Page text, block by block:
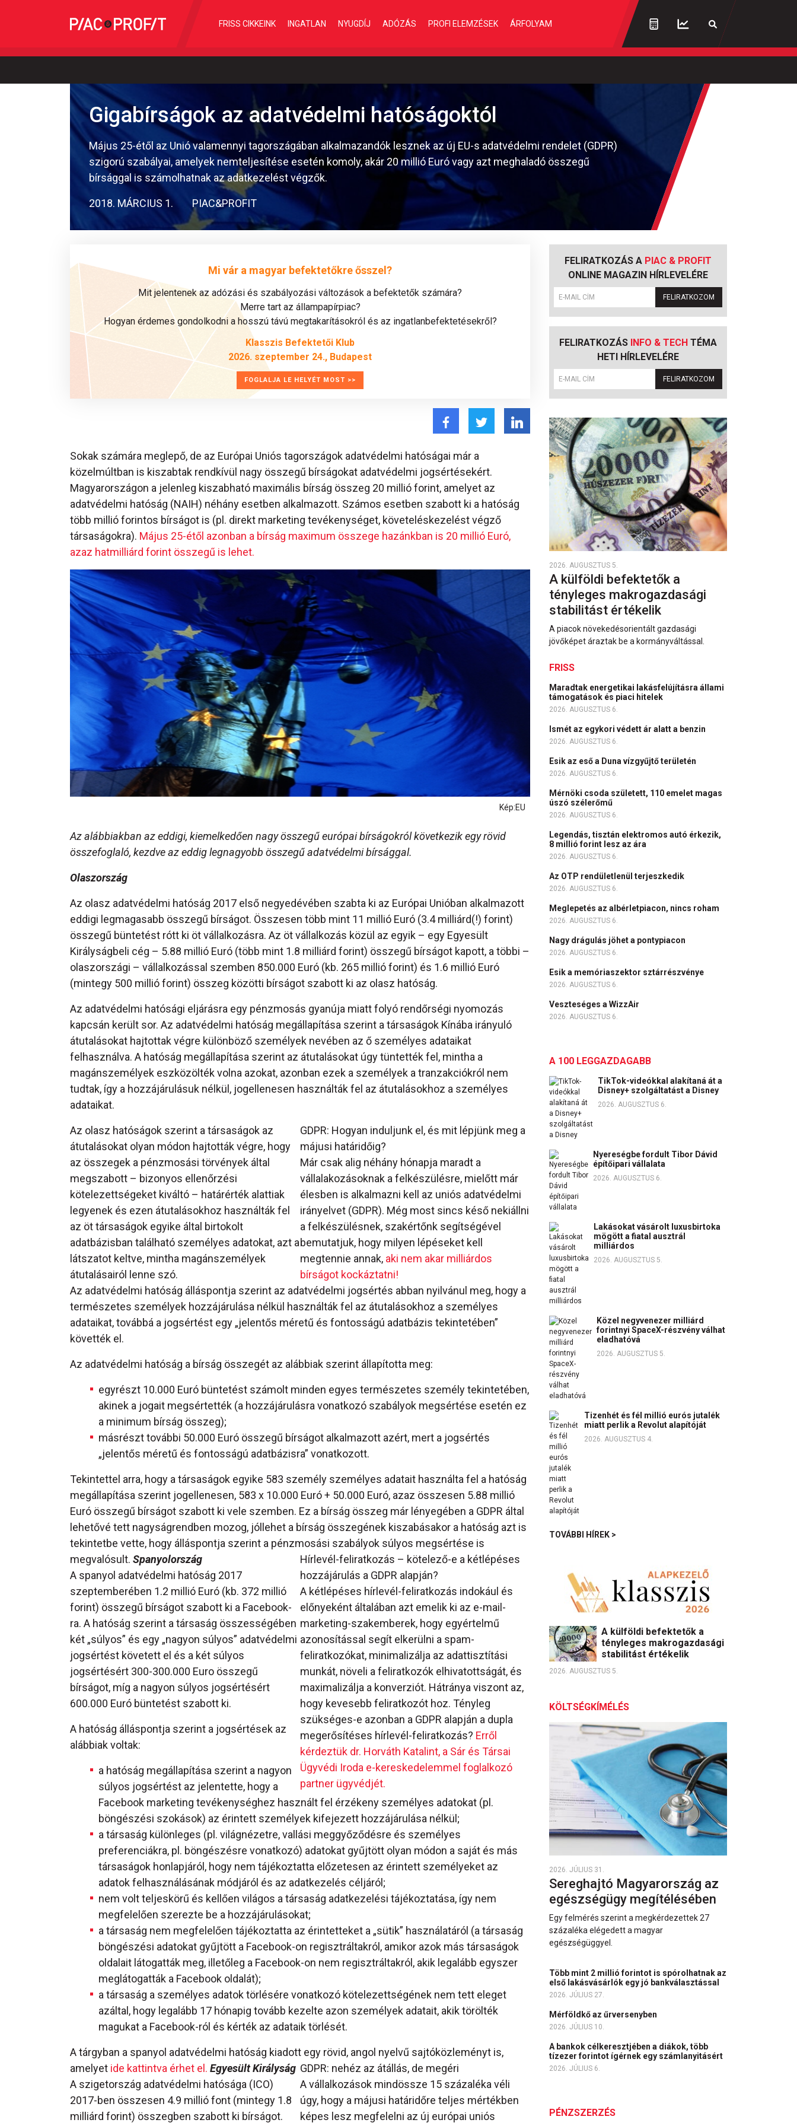
FRISS CIKKEINK INGATLAN NYUGDÍJ ADÓZÁS PROFI ELEMZÉSEK ÁRFOLYAM
Gigabírságok az adatvédelmi hatóságoktól
Május 25-étől az Unió valamennyi tagországában alkalmazandók lesznek az új EU-s adatvédelmi rendelet (GDPR)
szigorú szabályai, amelyek nemteljesítése esetén komoly, akár 20 millió Euró vagy azt meghaladó összegű
bírsággal is számolhatnak az adatkezelést végzők.
2018. MÁRCIUS 1. PIAC&PROFIT
Mi vár a magyar befektetőkre ősszel?
Mit jelentenek az adózási és szabályozási változások a befektetők számára?
Merre tart az állampapírpiac?
Hogyan érdemes gondolkodni a hosszú távú megtakarításokról és az ingatlanbefektetésekről?
Klasszis Befektetői Klub
2026. szeptember 24., Budapest
FOGLALJA LE HELYÉT MOST >>
Sokak számára meglepő, de az Európai Uniós tagországok adatvédelmi hatóságai már a
közelmúltban is kiszabtak rendkívül nagy összegű bírságokat adatvédelmi jogsértésekért.
Magyarországon a jelenleg kiszabható maximális bírság összeg 20 millió forint, amelyet az
adatvédelmi hatóság (NAIH) néhány esetben alkalmazott. Számos esetben szabott ki a hatóság
több millió forintos bírságot is (pl. direkt marketing tevékenységet, követeléskezelést végző
társaságokra). Május 25-étől azonban a bírság maximum összege hazánkban is 20 millió Euró,
azaz hatmilliárd forint összegű is lehet.
Kép:EU
Az alábbiakban az eddigi, kiemelkedően nagy összegű európai bírságokról következik egy rövid
összefoglaló, kezdve az eddig legnagyobb összegű adatvédelmi bírsággal.
Olaszország
Az olasz adatvédelmi hatóság 2017 első negyedévében szabta ki az Európai Unióban alkalmazott
eddigi legmagasabb összegű bírságot. Összesen több mint 11 millió Euró (3.4 milliárd(!) forint)
összegű büntetést rótt ki öt vállalkozásra. Az öt vállalkozás közül az egyik ­– egy Egyesült
Királyságbeli cég – 5.88 millió Euró (több mint 1.8 milliárd forint) összegű bírságot kapott, a többi –
olaszországi – vállalkozással szemben 850.000 Euró (kb. 265 millió forint) és 1.6 millió Euró
(mintegy 500 millió forint) összeg közötti bírságot szabott ki az olasz hatóság.
Az adatvédelmi hatósági eljárásra egy pénzmosás gyanúja miatt folyó rendőrségi nyomozás
kapcsán került sor. Az adatvédelmi hatóság megállapítása szerint a társaságok Kínába irányuló
átutalásokat hajtottak végre különböző személyek nevében az ő személyes adataikat
felhasználva. A hatóság megállapítása szerint az átutalásokat úgy tüntették fel, mintha a
magánszemélyek eszközölték volna azokat, azonban ezek a személyek a tranzakciókról nem
tudtak, így a hozzájárulásuk nélkül, jogellenesen használták fel az átutalásokhoz a személyes
adataikat.
GDPR: Hogyan induljunk el, és mit lépjünk meg a
májusi határidőig?
Már csak alig néhány hónapja maradt a
vállalakozásoknak a felkészülésre, mielőtt már
élesben is alkalmazni kell az uniós adatvédelmi
irányelvet (GDPR). Még most sincs késő nekiállni
a felkészülésnek, szakértőnk segítségével
bemutatjuk, hogy milyen lépéseket kell
megtennie annak, aki nem akar milliárdos
bírságot kockáztatni!
Az olasz hatóságok szerint a társaságok az
átutalásokat olyan módon hajtották végre, hogy
az összegek a pénzmosási törvények által
megszabott – bizonyos ellenőrzési
kötelezettségeket kiváltó – határérték alattiak
legyenek és ezen átutalásokhoz használták fel
az öt társaságok egyike által birtokolt
adatbázisban található személyes adatokat, azt a
látszatot keltve, mintha magánszemélyek
átutalásairól lenne szó.
Az adatvédelmi hatóság álláspontja szerint az adatvédelmi jogsértés abban nyilvánul meg, hogy a
természetes személyek hozzájárulása nélkül használták fel az átutalásokhoz a személyes
adataikat, továbbá a jogsértést egy „jelentős méretű és fontosságú adatbázis tekintetében”
követték el.
Az adatvédelmi hatóság a bírság összegét az alábbiak szerint állapította meg:
egyrészt 10.000 Euró büntetést számolt minden egyes természetes személy tekintetében,
akinek a jogait megsértették (a hozzájárulásra vonatkozó szabályok megsértése esetén ez
a minimum bírság összeg);
másrészt további 50.000 Euró összegű bírságot alkalmazott azért, mert a jogsértés
„jelentős méretű és fontosságú adatbázisra” vonatkozott.
Tekintettel arra, hogy a társaságok egyike 583 személy személyes adatait használta fel a hatóság
megállapítása szerint jogellenesen, 583 x 10.000 Euró + 50.000 Euró, azaz összesen 5.88 millió
Euró összegű bírságot szabott ki vele szemben. Ez a bírság összeg már lényegében a GDPR által
lehetővé tett nagyságrendben mozog, jóllehet a bírság összegének kiszabásakor a hatóság azt is
tekintetbe vette, hogy álláspontja szerint a pénzmosási szabályok súlyos megsértése is
megvalósult.
Hírlevél-feliratkozás – kötelező-e a kétlépéses
hozzájárulás a GDPR alapján?
A kétlépéses hírlevél-feliratkozás indokául és
előnyeként általában azt emelik ki az e-mail-
marketing-szakemberek, hogy egyértelmű
azonosítással segít elkerülni a spam-
feliratkozókat, minimalizálja az adattisztítási
munkát, növeli a feliratkozók elhivatottságát, és
maximalizálja a konverziót. Hátránya viszont az,
hogy kevesebb feliratkozót hoz. Tényleg
szükséges-e azonban a GDPR alapján a dupla
megerősítéses hírlevél-feliratkozás? Erről
kérdeztük dr. Horváth Katalint, a Sár és Társai
Ügyvédi Iroda e-kereskedelemmel foglalkozó
partner ügyvédjét.
Spanyolország
A spanyol adatvédelmi hatóság 2017
szeptemberében 1.2 millió Euró (kb. 372 millió
forint) összegű bírságot szabott ki a Facebook-
ra. A hatóság szerint a társaság összességében
két „súlyos” és egy „nagyon súlyos” adatvédelmi
jogsértést követett el és a két súlyos
jogsértésért 300-300.000 Euro összegű
bírságot, míg a nagyon súlyos jogsértésért
600.000 Euró büntetést szabott ki.
A hatóság álláspontja szerint a jogsértések az
alábbiak voltak:
a hatóság megállapítása szerint a nagyon
súlyos jogsértést az jelentette, hogy a
Facebook marketing tevékenységhez használt fel érzékeny személyes adatokat (pl.
böngészési szokások) az érintett személyek kifejezett hozzájárulása nélkül;
a társaság különleges (pl. világnézetre, vallási meggyőződésre és személyes
preferenciákra, pl. böngészésre vonatkozó) adatokat gyűjtött olyan módon a saját és más
társaságok honlapjáról, hogy nem tájékoztatta előzetesen az érintett személyeket az
adatok felhasználásának módjáról és az adatkezelés céljáról;
nem volt teljeskörű és kellően világos a társaság adatkezelési tájékoztatása, így nem
megfelelően szerezte be a hozzájárulásokat;
a társaság nem megfelelően tájékoztatta az érintetteket a „sütik” használatáról (a társaság
böngészési adatokat gyűjtött a Facebook-on regisztráltakról, amikor azok más társaságok
oldalait látogatták meg, illetőleg a Facebook-on nem regisztráltakról, akik legalább egyszer
meglátogatták a Facebook oldalát);
a társaság a személyes adatok törlésére vonatkozó kötelezettségének nem tett eleget
azáltal, hogy legalább 17 hónapig tovább kezelte azon személyek adatait, akik törölték
magukat a Facebook-ról és kérték az adataik törlését.
A tárgyban a spanyol adatvédelmi hatóság kiadott egy rövid, angol nyelvű sajtóközleményt is,
amelyet ide kattintva érhet el.
GDPR: nehéz az átállás, de megéri
A vállalkozások mindössze 15 százaléka véli
úgy, hogy a májusi határidőre teljes mértékben
képes lesz megfelelni az új európai uniós
Egyesült Királyság
A szigetország adatvédelmi hatósága (ICO)
2017-ben összesen 4.9 millió font (mintegy 1.8
milliárd forint) összegben szabott ki bírságot.
FELIRATKOZÁS A PIAC & PROFIT
ONLINE MAGAZIN HÍRLEVELÉRE
FELIRATKOZOM
FELIRATKOZÁS INFO & TECH TÉMA
HETI HÍRLEVELÉRE
FELIRATKOZOM
2026. AUGUSZTUS 5.
A külföldi befektetők a
tényleges makrogazdasági
stabilitást értékelik
A piacok növekedésorientált gazdasági
jövőképet áraztak be a kormányváltással.
FRISS
Maradtak energetikai lakásfelújításra állami
támogatások és piaci hitelek
2026. AUGUSZTUS 6.
Ismét az egykori védett ár alatt a benzin
2026. AUGUSZTUS 6.
Esik az eső a Duna vízgyűjtő területén
2026. AUGUSZTUS 6.
Mérnöki csoda született, 110 emelet magas
úszó szélerőmű
2026. AUGUSZTUS 6.
Legendás, tisztán elektromos autó érkezik,
8 millió forint lesz az ára
2026. AUGUSZTUS 6.
Az OTP rendületlenül terjeszkedik
2026. AUGUSZTUS 6.
Meglepetés az albérletpiacon, nincs roham
2026. AUGUSZTUS 6.
Nagy drágulás jöhet a pontypiacon
2026. AUGUSZTUS 6.
Esik a memóriaszektor sztárrészvénye
2026. AUGUSZTUS 6.
Veszteséges a WizzAir
2026. AUGUSZTUS 6.
A 100 LEGGAZDAGABB
TikTok-videókkal alakítaná át a
Disney+ szolgáltatást a Disney
2026. AUGUSZTUS 6.
Nyereségbe fordult Tibor Dávid
építőipari vállalata
2026. AUGUSZTUS 6.
Lakásokat vásárolt luxusbirtoka
mögött a fiatal ausztrál
milliárdos
2026. AUGUSZTUS 5.
Közel negyvenezer milliárd
forintnyi SpaceX-részvény válhat
eladhatóvá
2026. AUGUSZTUS 5.
Tizenhét és fél millió eurós jutalék
miatt perlik a Revolut alapítóját
2026. AUGUSZTUS 4.
TOVÁBBI HÍREK >
A külföldi befektetők a
tényleges makrogazdasági
stabilitást értékelik
2026. AUGUSZTUS 5.
KÖLTSÉGKÍMÉLÉS
2026. JÚLIUS 31.
Sereghajtó Magyarország az
egészségügy megítélésében
Egy felmérés szerint a megkérdezettek 27
százaléka elégedett a magyar
egészségüggyel.
Több mint 2 millió forintot is spórolhatnak az
első lakásvásárlók egy jó bankválasztással
2026. JÚLIUS 27.
Mérföldkő az űrversenyben
2026. JÚLIUS 10.
A bankok célkeresztjében a diákok, több
tízezer forintot ígérnek egy számlanyitásért
2026. JÚLIUS 6.
PÉNZSZERZÉS